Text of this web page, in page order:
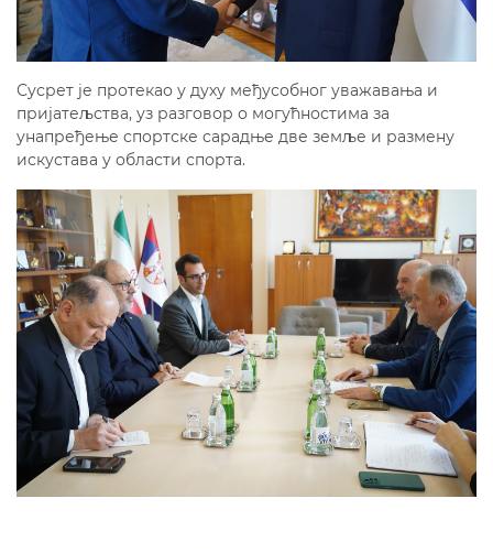
Сусрет је протекао у духу међусобног уважавања и
пријатељства, уз разговор о могућностима за
унапређење спортске сарадње две земље и размену
искустава у области спорта.